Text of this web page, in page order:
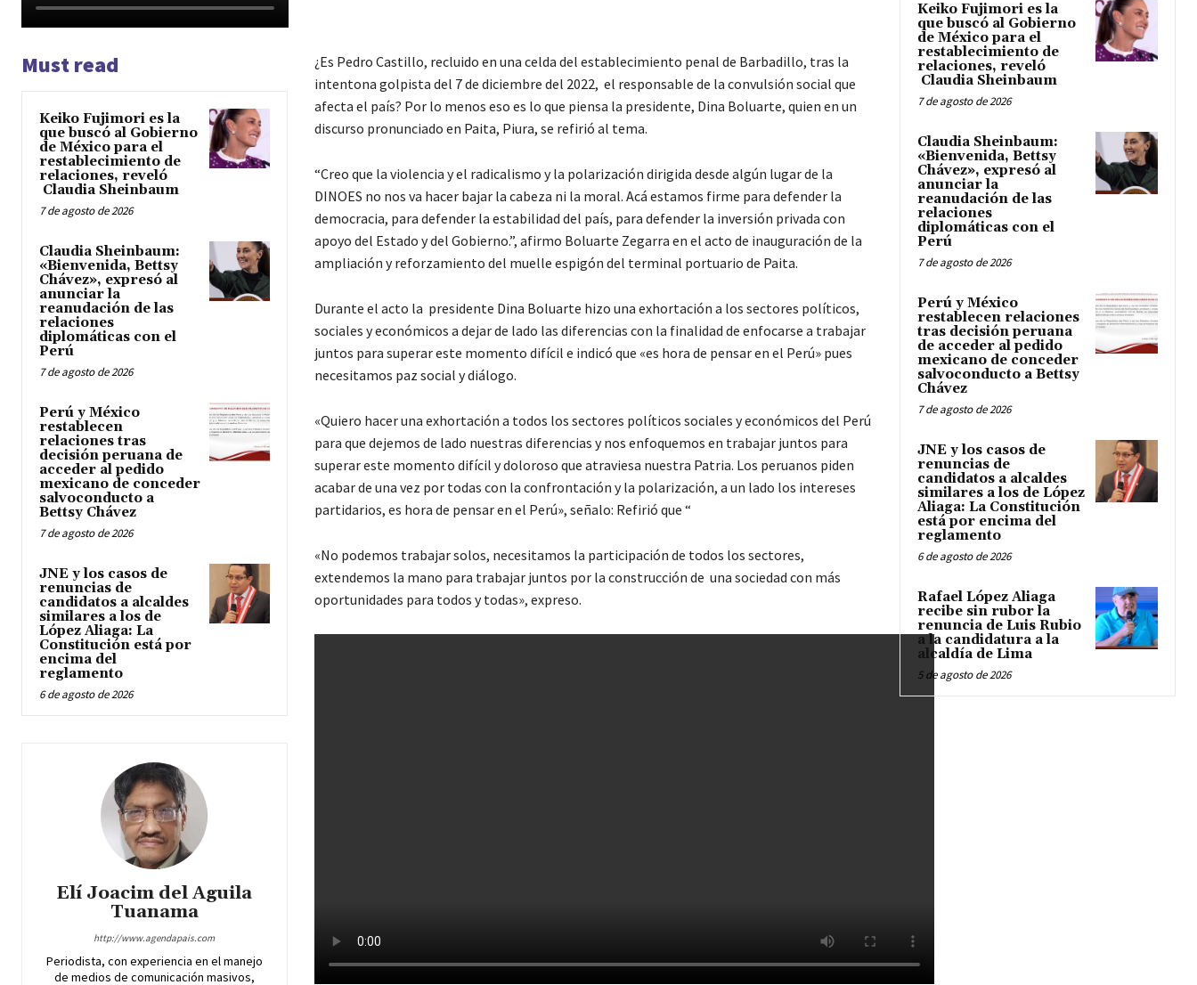
Must read
Keiko Fujimori es la
que buscó al Gobierno
de México para el
restablecimiento de
relaciones, reveló
Claudia Sheinbaum
7 de agosto de 2026
Claudia Sheinbaum:
«Bienvenida, Bettsy
Chávez», expresó al
anunciar la
reanudación de las
relaciones
diplomáticas con el
Perú
7 de agosto de 2026
Perú y México
restablecen
relaciones tras
decisión peruana de
acceder al pedido
mexicano de conceder
salvoconducto a
Bettsy Chávez
7 de agosto de 2026
JNE y los casos de
renuncias de
candidatos a alcaldes
similares a los de
López Aliaga: La
Constitución está por
encima del
reglamento
6 de agosto de 2026
Elí Joacim del Aguila
Tuanama
http://www.agendapais.com
Periodista, con experiencia en el manejo
de medios de comunicación masivos,
¿Es Pedro Castillo, recluido en una celda del establecimiento penal de Barbadillo, tras la
intentona golpista del 7 de diciembre del 2022, el responsable de la convulsión social que
afecta el país? Por lo menos eso es lo que piensa la presidente, Dina Boluarte, quien en un
discurso pronunciado en Paita, Piura, se refirió al tema.
“Creo que la violencia y el radicalismo y la polarización dirigida desde algún lugar de la
DINOES no nos va hacer bajar la cabeza ni la moral. Acá estamos firme para defender la
democracia, para defender la estabilidad del país, para defender la inversión privada con
apoyo del Estado y del Gobierno.”, afirmo Boluarte Zegarra en el acto de inauguración de la
ampliación y reforzamiento del muelle espigón del terminal portuario de Paita.
Durante el acto la presidente Dina Boluarte hizo una exhortación a los sectores políticos,
sociales y económicos a dejar de lado las diferencias con la finalidad de enfocarse a trabajar
juntos para superar este momento difícil e indicó que «es hora de pensar en el Perú» pues
necesitamos paz social y diálogo.
«Quiero hacer una exhortación a todos los sectores políticos sociales y económicos del Perú
para que dejemos de lado nuestras diferencias y nos enfoquemos en trabajar juntos para
superar este momento difícil y doloroso que atraviesa nuestra Patria. Los peruanos piden
acabar de una vez por todas con la confrontación y la polarización, a un lado los intereses
partidarios, es hora de pensar en el Perú», señalo: Refirió que “
«No podemos trabajar solos, necesitamos la participación de todos los sectores,
extendemos la mano para trabajar juntos por la construcción de una sociedad con más
oportunidades para todos y todas», expreso.
Keiko Fujimori es la
que buscó al Gobierno
de México para el
restablecimiento de
relaciones, reveló
Claudia Sheinbaum
7 de agosto de 2026
Claudia Sheinbaum:
«Bienvenida, Bettsy
Chávez», expresó al
anunciar la
reanudación de las
relaciones
diplomáticas con el
Perú
7 de agosto de 2026
Perú y México
restablecen relaciones
tras decisión peruana
de acceder al pedido
mexicano de conceder
salvoconducto a Bettsy
Chávez
7 de agosto de 2026
JNE y los casos de
renuncias de
candidatos a alcaldes
similares a los de López
Aliaga: La Constitución
está por encima del
reglamento
6 de agosto de 2026
Rafael López Aliaga
recibe sin rubor la
renuncia de Luis Rubio
a la candidatura a la
alcaldía de Lima
5 de agosto de 2026